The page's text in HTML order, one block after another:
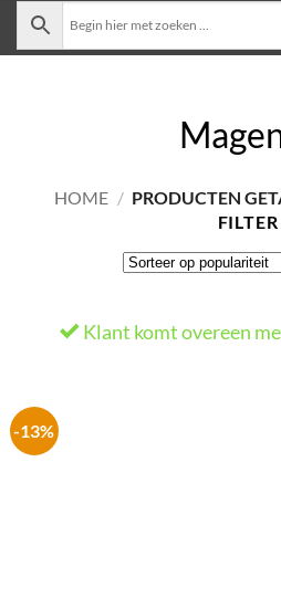
HOME / PRODUCTEN
FILTER
Klant komt overeen
-13%